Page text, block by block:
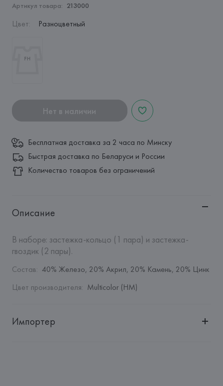
Артикул товара: 213000
Цвет: Разноцветный
Нет в наличии
Бесплатная доставка за 2 часа по Минску
Быстрая доставка по Беларуси и России
Количество товаров без ограничений
Описание
В наборе: застежка-кольцо (1 пара) и застежка-
гвоздик (2 пары).
Состав: 40% Железо, 20% Акрил, 20% Камень, 20% Цинк
Цвет производителя: Multicolor (HM)
Импортер